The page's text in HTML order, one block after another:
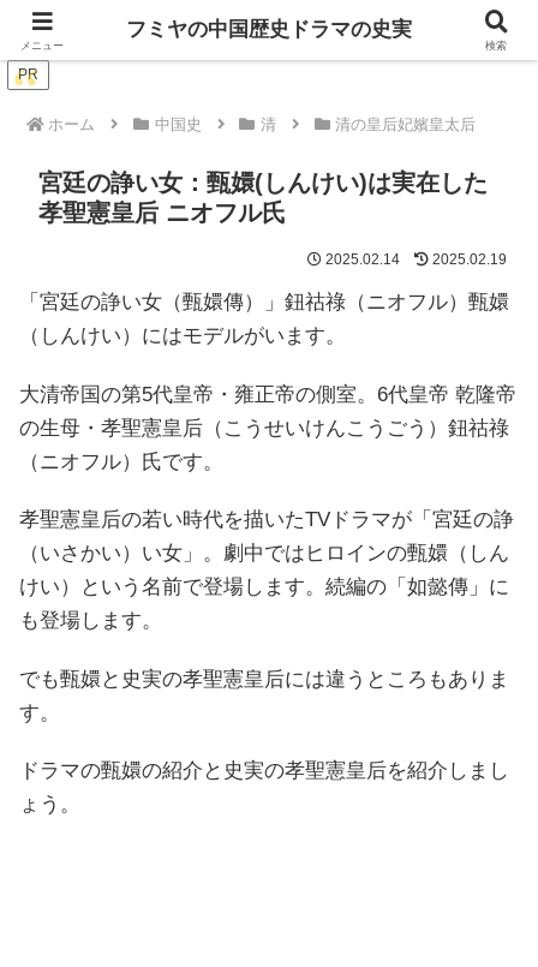
ドラマは歴史を知るともっと面白い！
PR
ホーム 中国史 清 清の皇后妃嬪皇太后
宮廷の諍い女：甄嬛(しんけい)は実在した
孝聖憲皇后 ニオフル氏
2025.02.14 2025.02.19
「宮廷の諍い女（甄嬛傳）」鈕祜祿（ニオフル）甄嬛
（しんけい）にはモデルがいます。
大清帝国の第5代皇帝・雍正帝の側室。6代皇帝 乾隆帝
の生母・孝聖憲皇后（こうせいけんこうごう）鈕祜祿
（ニオフル）氏です。
孝聖憲皇后の若い時代を描いたTVドラマが「宮廷の諍
（いさかい）い女」。劇中ではヒロインの甄嬛（しん
けい）という名前で登場します。続編の「如懿傳」に
も登場します。
でも甄嬛と史実の孝聖憲皇后には違うところもありま
す。
ドラマの甄嬛の紹介と史実の孝聖憲皇后を紹介しまし
ょう。
メニュー
フミヤの中国歴史ドラマの史実
検索